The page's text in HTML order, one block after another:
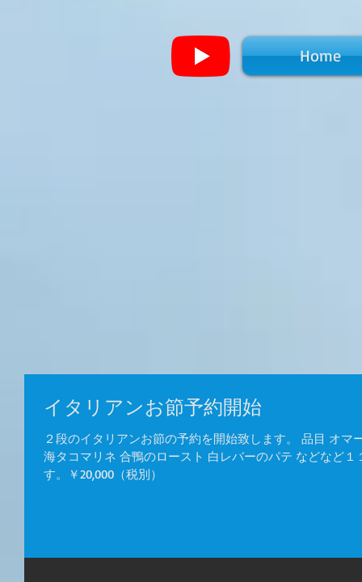
Home
イタリアンお節予約開始
２段のイタリアンお節の予約を開始致します。 品目 オマ
海タコマリネ 合鴨のロースト 白レバーのパテ などなど
す。￥20,000（税別）